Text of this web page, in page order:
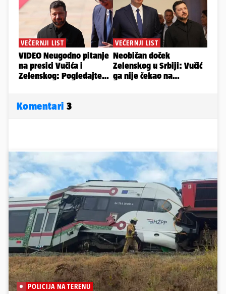
Komentari 3
POLICIJA NA TERENU